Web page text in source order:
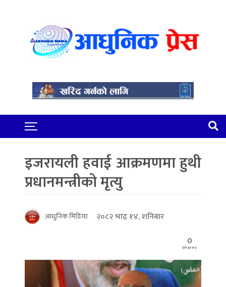
इजरायली हवाई आक्रमणमा हुथी
प्रधानमन्त्रीको मृत्यु
आधुनिक मिडिया
२०८२ भाद्र १४, शनिबार
0
Shares